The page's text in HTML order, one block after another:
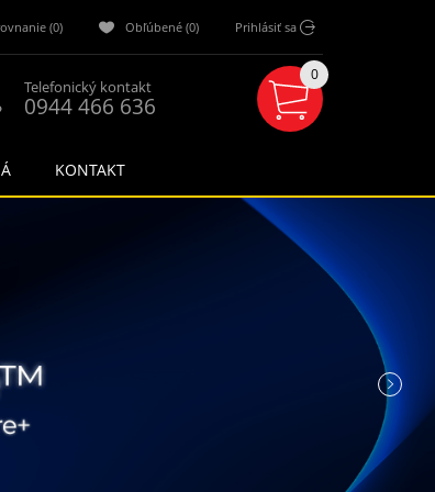
(0) Obľúbené (0) Prihlásiť sa
Telefonický kontakt
0944 466 636
0
KONTAKT